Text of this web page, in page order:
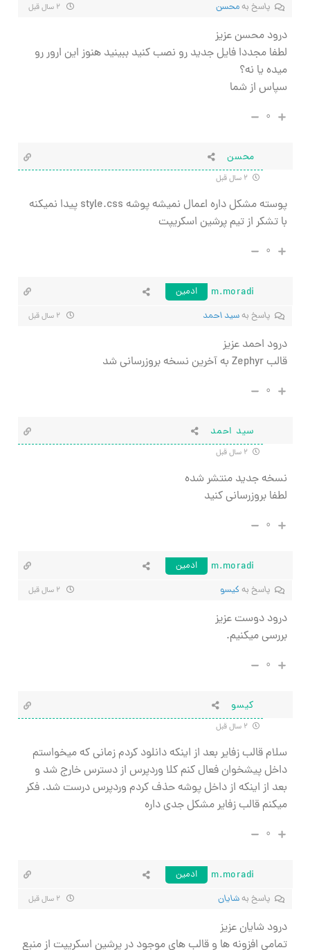
پاسخ بهمحسن
درود محسن عزیز
لطفا مجددا فایل جدید رو نصب کنید ببینید هنوز این ارور رو
میده یا نه؟
سپاس از شما
۰
محسن
پوسته مشکل داره اعمال نمیشه پوشه style.css پیدا نمیکنه
با تشکر از تیم پرشین اسکریپت
۰
m.moradi
ادمین
پاسخ بهسید احمد
درود احمد عزیز
قالب Zephyr به آخرین نسخه بروزرسانی شد
۰
سید احمد
نسخه جدید منتشر شده
لطفا بروزرسانی کنید
۰
m.moradi
ادمین
پاسخ به کیسو
درود دوست عزیز
بررسی میکنیم.
۰
کیسو
سلام قالب زفایر بعد از اینکه دانلود کردم زمانی که میخواستم
داخل پیشخوان فعال کنم کلا وردپرس از دسترس خارج شد و
بعد از اینکه از داخل پوشه حذف کردم وردپرس درست شد. فکر
میکنم قالب زفایر مشکل جدی داره
۰
m.moradi
ادمین
پاسخ بهشایان
درود شایان عزیز
تمامی افزونه ها و قالب های موجود در پرشین اسکریپت از منبع